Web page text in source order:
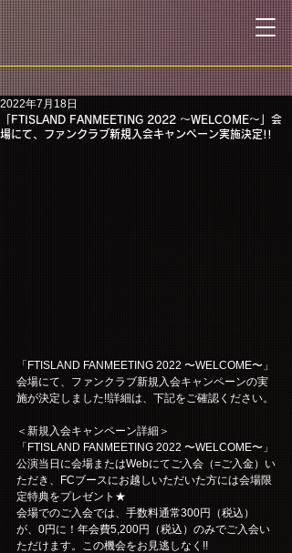
「FTISLAND FANMEETING 2022 〜WELCOME〜」会
場にて、ファンクラブ新規入会キャンペーン実施決定!!
2022年7月18日
「FTISLAND FANMEETING 2022 〜WELCOME〜」
会場にて、ファンクラブ新規入会キャンペーンの実
施が決定しました!!詳細は、下記をご確認ください。
＜新規入会キャンペーン詳細＞
「FTISLAND FANMEETING 2022 〜WELCOME〜」
公演当日に会場またはWebにてご入会（=ご入金）い
ただき、FCブースにお越しいただいた方には会場限
定特典をプレゼント★
会場でのご入会では、手数料通常300円（税込）
が、0円に！年会費5,200円（税込）のみでご入会い
ただけます。この機会をお見逃しなく!!